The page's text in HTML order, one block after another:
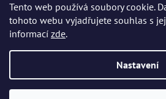
Tento web používá soubory cookie.
tohoto webu vyjadřujete souhlas s
informací zde.
Nastavení
Čeština Slovenčina English
Język polski Română Italiano
Português
Nederlands Українська